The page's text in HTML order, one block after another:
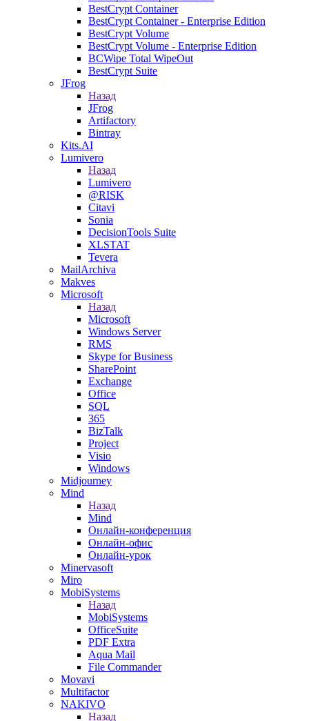
BestCrypt Container
BestCrypt Container - Enterprise Edition
BestCrypt Volume
BestCrypt Volume - Enterprise Edition
BCWipe Total WipeOut
BestCrypt Suite
JFrog
Назад
JFrog
Artifactory
Bintray
Kits.AI
Lumivero
Назад
Lumivero
@RISK
Citavi
Sonia
DecisionTools Suite
XLSTAT
Tevera
MailArchiva
Makves
Microsoft
Назад
Microsoft
Windows Server
RMS
Skype for Business
SharePoint
Exchange
Office
SQL
365
BizTalk
Project
Visio
Windows
Midjourney
Mind
Назад
Mind
Онлайн-конференция
Онлайн-офис
Онлайн-урок
Minervasoft
Miro
MobiSystems
Назад
MobiSystems
OfficeSuite
PDF Extra
Aqua Mail
File Commander
Movavi
Multifactor
NAKIVO
Назад